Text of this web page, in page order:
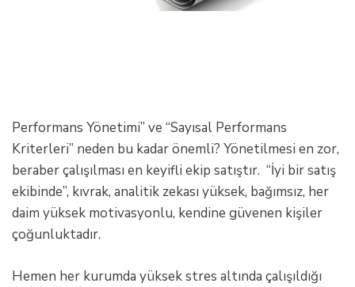
Performans Yönetimi” ve “Sayısal Performans
Kriterleri” neden bu kadar önemli? Yönetilmesi en zor,
beraber çalışılması en keyifli ekip satıştır. “İyi bir satış
ekibinde”, kıvrak, analitik zekası yüksek, bağımsız, her
daim yüksek motivasyonlu, kendine güvenen kişiler
çoğunluktadır.
Hemen her kurumda yüksek stres altında çalışıldığı